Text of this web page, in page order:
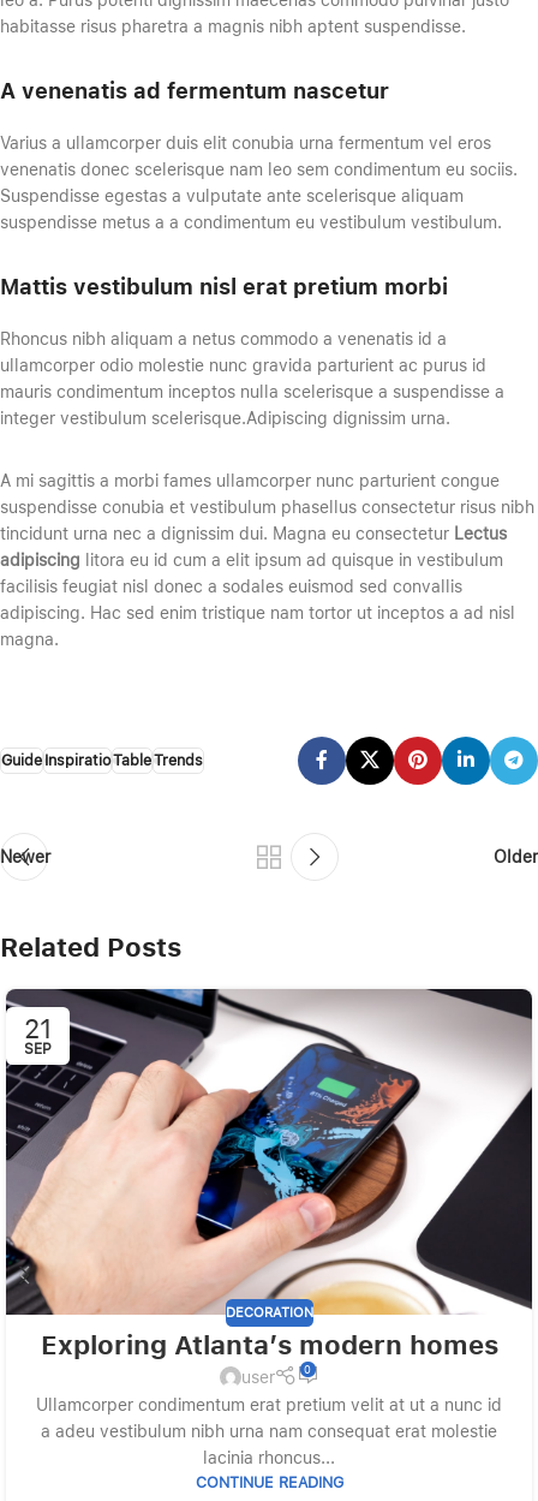
habitasse risus pharetra a magnis nibh aptent suspendisse.
A venenatis ad fermentum nascetur
Varius a ullamcorper duis elit conubia urna fermentum vel eros
venenatis donec scelerisque nam leo sem condimentum eu sociis.
Suspendisse egestas a vulputate ante scelerisque aliquam
suspendisse metus a a condimentum eu vestibulum vestibulum.
Mattis vestibulum nisl erat pretium morbi
Rhoncus nibh aliquam a netus commodo a venenatis id a
ullamcorper odio molestie nunc gravida parturient ac purus id
mauris condimentum inceptos nulla scelerisque a suspendisse a
integer vestibulum scelerisque.Adipiscing dignissim urna.
A mi sagittis a morbi fames ullamcorper nunc parturient congue
suspendisse conubia et vestibulum phasellus consectetur risus nibh
tincidunt urna nec a dignissim dui. Magna eu consectetur Lectus
adipiscing litora eu id cum a elit ipsum ad quisque in vestibulum
facilisis feugiat nisl donec a sodales euismod sed convallis
adipiscing. Hac sed enim tristique nam tortor ut inceptos a ad nisl
magna.
GuideInspiratioTableTrends
Newer Older
Related Posts
21
SEP
DECORATION
Exploring Atlanta’s modern homes
user 0
Ullamcorper condimentum erat pretium velit at ut a nunc id
a adeu vestibulum nibh urna nam consequat erat molestie
lacinia rhoncus...
CONTINUE READING